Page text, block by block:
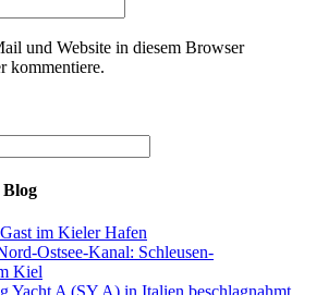
und Website in diesem Browser
kommentiere.
Blog
im Kieler Hafen
Ostsee-Kanal: Schleusen-
Kiel
Yacht A (SY A) in Italien beschlagnahmt